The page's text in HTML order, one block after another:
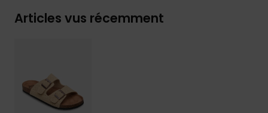
Articles vus récemment